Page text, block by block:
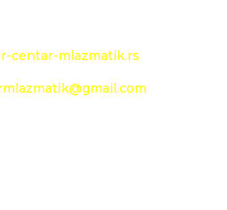
centar-mlazmatik.rs